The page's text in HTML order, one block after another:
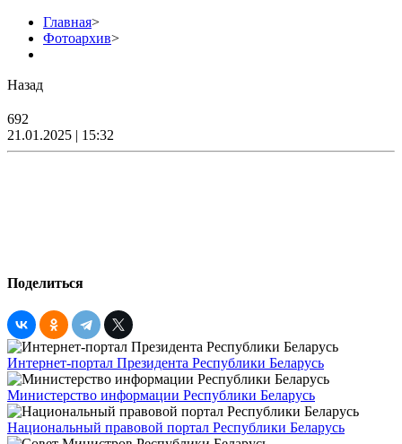
Главная>
Фотоархив>
Назад
692
21.01.2025 | 15:32
Поделиться
Интернет-портал Президента Республики Беларусь
Министерство информации Республики Беларусь
Национальный правовой портал Республики Беларусь